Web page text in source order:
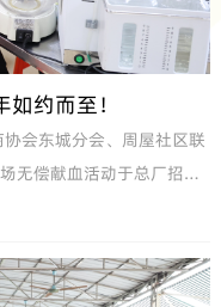
约而至！
会东城分会、周屋社区联
无偿献血活动于总厂招聘